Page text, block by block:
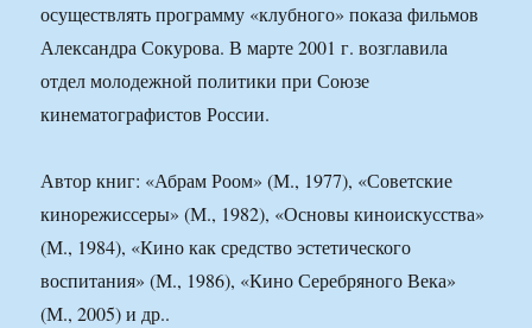
осуществлять программу «клубного» показа фильмов
Александра Сокурова. В марте 2001 г. возглавила
отдел молодежной политики при Союзе
кинематографистов России.
Автор книг: «Абрам Роом» (М., 1977), «Советские
кинорежиссеры» (М., 1982), «Основы киноискусства»
(М., 1984), «Кино как средство эстетического
воспитания» (М., 1986), «Кино Серебряного Века»
(М., 2005) и др..